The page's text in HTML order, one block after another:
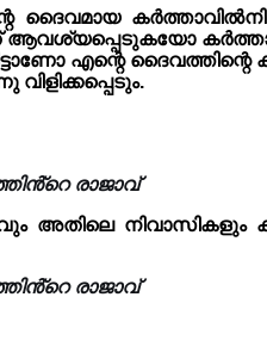
ആവശ്യപ്പെടുകയോ
എന്റെ ദൈവത്തിന്റെ
രാജാവ്
നിവാസികളും
രാജാവ്